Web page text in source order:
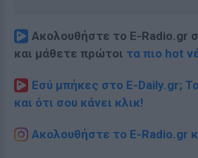
Ακολουθήστε το E-Radio.gr
και μάθετε πρώτοι τα πιο hot
Εσύ μπήκες στο E-Daily.gr;
και ότι σου κάνει κλικ!
Ακολουθήστε το E-Radio.gr